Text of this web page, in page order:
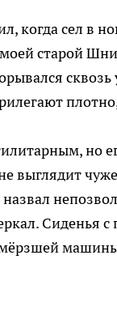
когда сел в
старой
но
выглядит
Сиденья